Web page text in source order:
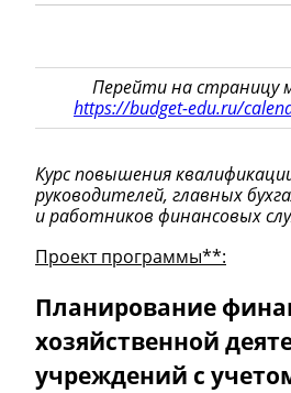
Перейти на страницу
https://budget-edu.ru/
Курс повышения
руководителей, главных
и работников финансовых
Проект программы**:
Планирование
хозяйственной
учреждений с